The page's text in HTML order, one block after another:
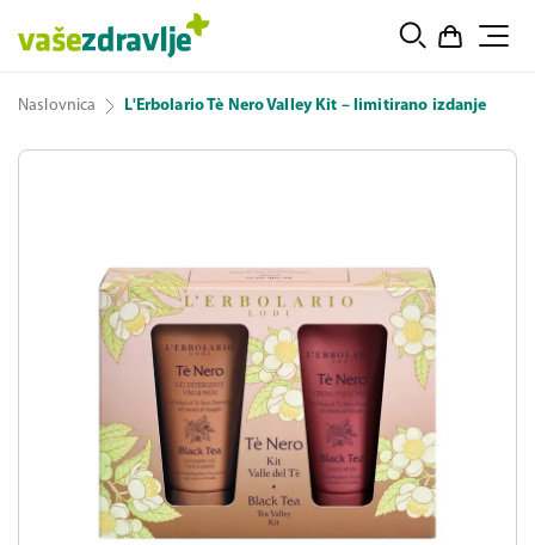
Naslovnica L'Erbolario Tè Nero Valley Kit – limitirano izdanje